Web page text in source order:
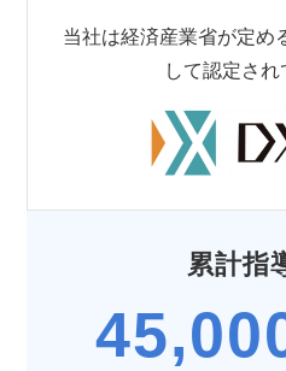
当社は経済産業省が定め
して認定され
累計指